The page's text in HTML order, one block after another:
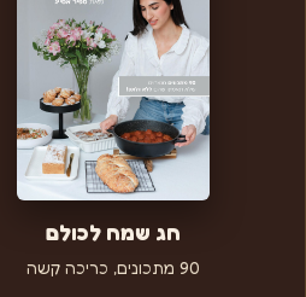
חג שמח לכולם
90 מתכונים, כריכה קשה